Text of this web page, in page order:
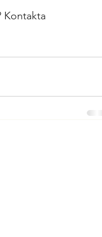
Kontakta